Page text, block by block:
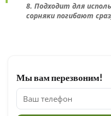
Подходит для
сорняки погибают
Мы вам перезвоним!